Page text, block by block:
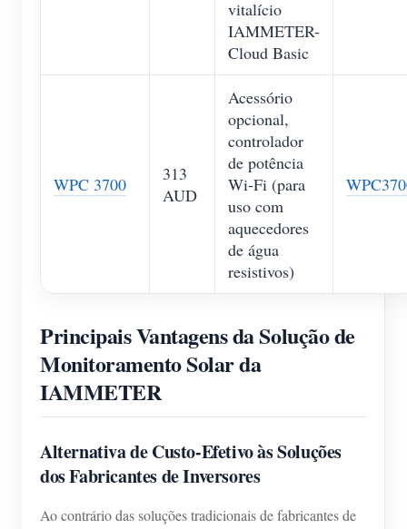
vitalício
IAMMETER-
Cloud Basic
WPC 3700
313
AUD
Acessório
opcional,
controlador
de potência
Wi-Fi (para
uso com
aquecedores
de água
resistivos)
Principais Vantagens da Solução de
Monitoramento Solar da
IAMMETER
Alternativa de Custo-Efetivo às Soluções
dos Fabricantes de Inversores
Ao contrário das soluções tradicionais de fabricantes de